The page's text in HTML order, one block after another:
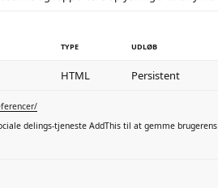
TYPE UDLØB
HTML Persistent
delings-tjeneste AddThis til at gemme brugerens